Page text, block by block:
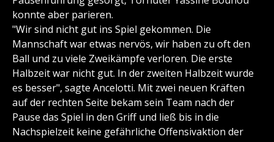
konnte aber parieren.
"Wir sind nicht gut ins Spiel gekommen. Die
Mannschaft war etwas nervös, wir haben zu oft den
Ball und zu viele Zweikämpfe verloren. Die erste
Halbzeit war nicht gut. In der zweiten Halbzeit wurde
es besser", sagte Ancelotti. Mit zwei neuen Kräften
auf der rechten Seite bekam sein Team nach der
Pause das Spiel in den Griff und ließ bis in die
Nachspielzeit keine gefährliche Offensivaktion der